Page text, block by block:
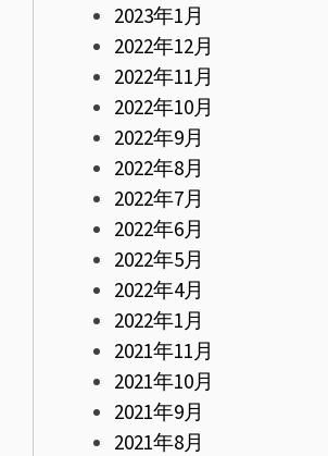
2023年1月
2022年12月
2022年11月
2022年10月
2022年9月
2022年8月
2022年7月
2022年6月
2022年5月
2022年4月
2022年1月
2021年11月
2021年10月
2021年9月
2021年8月